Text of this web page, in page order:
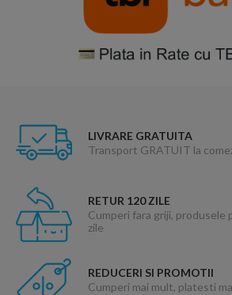
LIVRARE GRATUITA
Transport GRATUIT la
RETUR 120 ZILE
Cumperi fara griji,
zile
REDUCERI SI PROMOTII
Cumperi mai mult, platesti